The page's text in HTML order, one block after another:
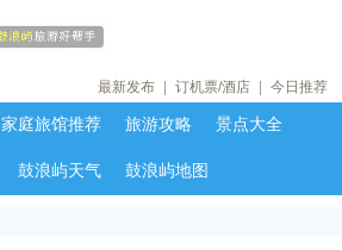
最新发布 订机票/酒店 今日推荐
家庭旅馆推荐 旅游攻略 景点大全
鼓浪屿天气 鼓浪屿地图